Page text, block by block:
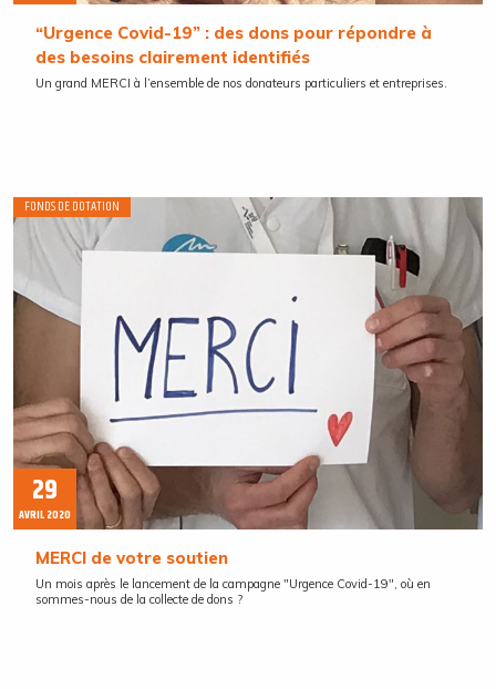
“Urgence Covid-19” : des dons pour répondre à
des besoins clairement identifiés
Un grand MERCI à l’ensemble de nos donateurs particuliers et entreprises.
FONDS DE DOTATION
29
AVRIL 2020
MERCI de votre soutien
Un mois après le lancement de la campagne "Urgence Covid-19", où en
sommes-nous de la collecte de dons ?